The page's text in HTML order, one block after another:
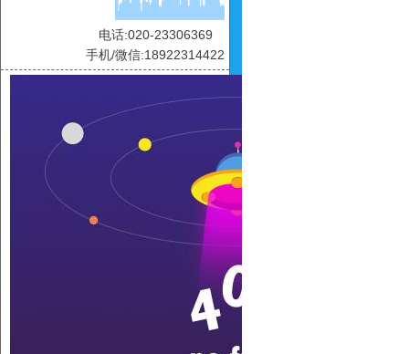
电话:020-23306369
手机/微信:18922314422